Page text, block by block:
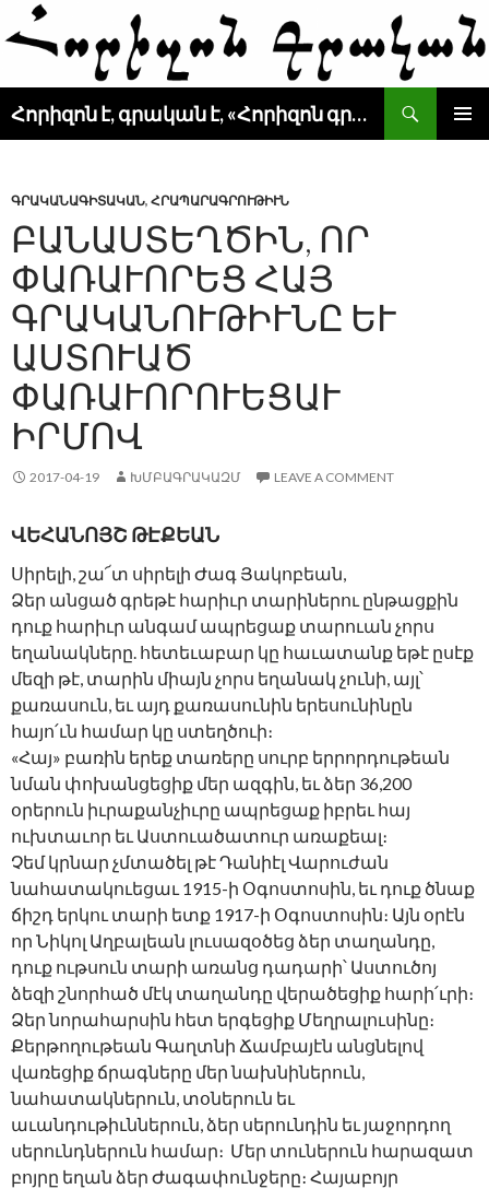
Հորիզոն է, գրական է, «Հորիզոն գրական» է
SKIP
ԳՐԱԿԱՆԱԳԻՏԱԿԱՆ, ՀՐԱՊԱՐԱԳՐՈՒԹԻՒՆ
ԲԱՆԱՍՏԵՂԾԻՆ, ՈՐ
ՓԱՌԱՒՈՐԵՑ ՀԱՅ
ԳՐԱԿԱՆՈՒԹԻՒՆԸ ԵՒ
ԱՍՏՈՒԱԾ
ՓԱՌԱՒՈՐՈՒԵՑԱՒ
ԻՐՄՈՎ
2017-04-19 ԽՄԲԱԳՐԱԿԱԶՄ LEAVE A COMMENT
ՎԵՀԱՆՈՅՇ ԹԷՔԵԱՆ
Սիրելի, շա՜տ սիրելի Ժագ Յակոբեան,
Ձեր անցած գրեթէ հարիւր տարիներու ընթացքին
դուք հարիւր անգամ ապրեցաք տարուան չորս
եղանակները. հետեւաբար կը հաւատանք եթէ ըսէք
մեզի թէ, տարին միայն չորս եղանակ չունի, այլ՝
քառասուն, եւ այդ քառասունին երեսունինըն
հայո՛ւն համար կը ստեղծուի։
«Հայ» բառին երեք տառերը սուրբ երրորդութեան
նման փոխանցեցիք մեր ազգին, եւ ձեր 36,200
օրերուն իւրաքանչիւրը ապրեցաք իբրեւ հայ
ուխտաւոր եւ Աստուածատուր առաքեալ։
Չեմ կրնար չմտածել թէ Դանիէլ Վարուժան
նահատակուեցաւ 1915-ի Օգոստոսին, եւ դուք ծնաք
ճիշդ երկու տարի ետք 1917-ի Օգոստոսին։ Այն օրէն
որ Նիկոլ Աղբալեան լուսազօծեց ձեր տաղանդը,
դուք ութսուն տարի առանց դադարի՝ Աստուծոյ
ձեզի շնորհած մէկ տաղանդը վերածեցիք հարի՛ւրի։
Ձեր նորահարսին հետ երգեցիք Մեղրալուսինը։
Քերթողութեան Գաղտնի Ճամբայէն անցնելով
վառեցիք ճրագները մեր նախնիներուն,
նահատակներուն, տօներուն եւ
աւանդութիւններուն, ձեր սերունդին եւ յաջորդող
սերունդներուն համար։ Մեր տուներուն հարազատ
բոյրը եղան ձեր Ժագափունջերը։ Հայաբոյր